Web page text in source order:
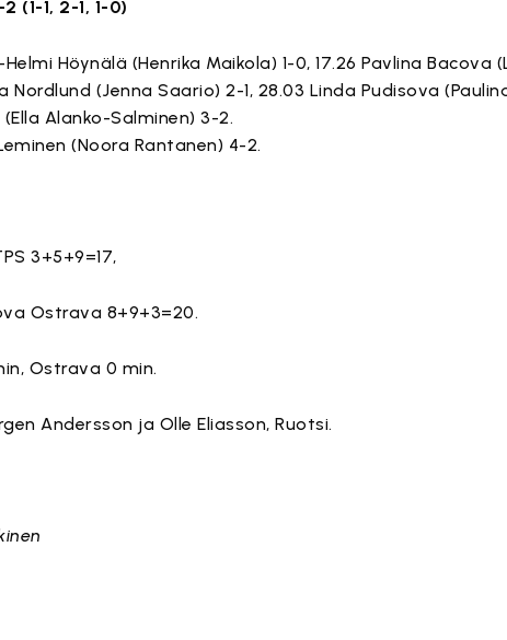
(1-1, 2-1, 1-0)
Helmi Höynälä (Henrika Maikola) 1-0, 17.26 Pavlina Bacova
Nordlund (Jenna Saario) 2-1, 28.03 Linda Pudisova
Alanko-Salminen) 3-2.
(Noora Rantanen) 4-2.
3+5+9=17,
Ostrava 8+9+3=20.
Ostrava 0 min.
Andersson ja Olle Eliasson, Ruotsi.